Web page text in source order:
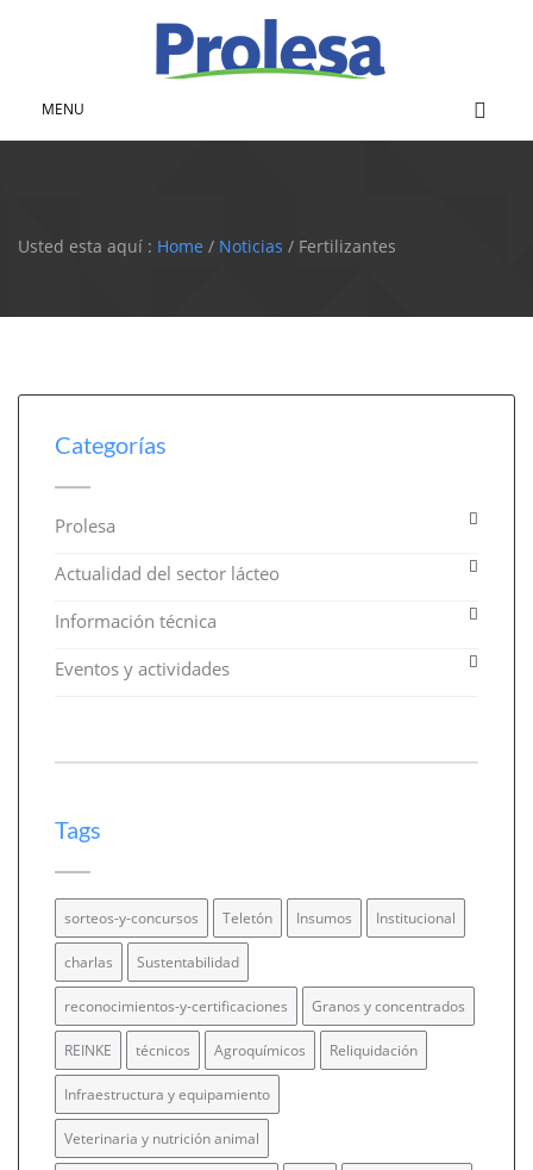
MENU
Usted esta aquí : Home / Noticias / Fertilizantes
Categorías
Prolesa
Actualidad del sector lácteo
Información técnica
Eventos y actividades
Tags
sorteos-y-concursos Teletón Insumos Institucional
charlas Sustentabilidad
reconocimientos-y-certificaciones Granos y concentrados
REINKE técnicos Agroquímicos Reliquidación
Infraestructura y equipamiento
Veterinaria y nutrición animal